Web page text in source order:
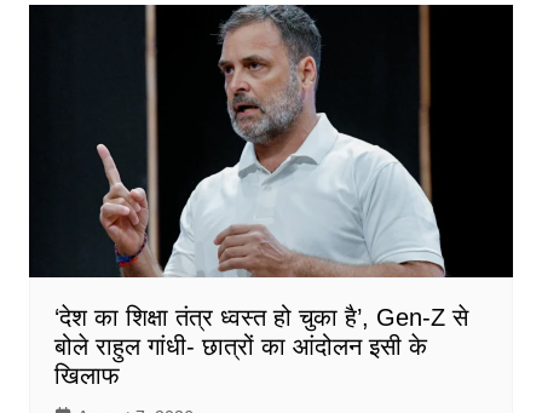
‘देश का शिक्षा तंत्र ध्वस्त हो चुका है’, Gen-Z से
बोले राहुल गांधी- छात्रों का आंदोलन इसी के
खिलाफ